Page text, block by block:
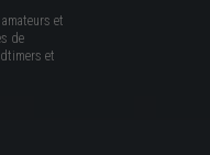
et
de
et